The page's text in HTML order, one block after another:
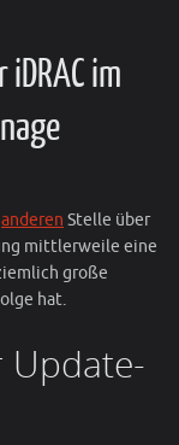
im
anderen Stelle über
mittlerweile eine
große
hat.
Update-